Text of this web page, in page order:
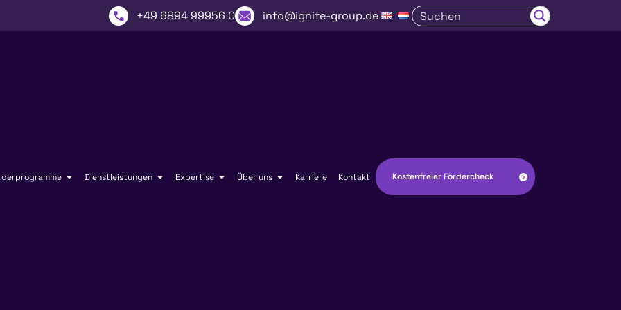
+49 6894 99956 0 info@ignite-group.de
Dienstleistungen Expertise Über uns Karriere Kontakt Kostenfreier Fördercheck